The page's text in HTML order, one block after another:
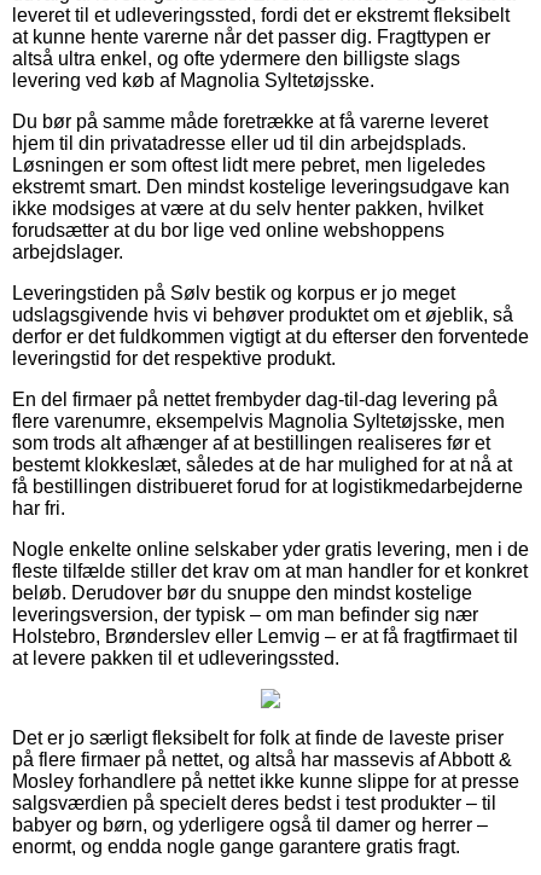
leveret til et udleveringssted, fordi det er ekstremt fleksibelt
at kunne hente varerne når det passer dig. Fragttypen er
altså ultra enkel, og ofte ydermere den billigste slags
levering ved køb af Magnolia Syltetøjsske.
Du bør på samme måde foretrække at få varerne leveret
hjem til din privatadresse eller ud til din arbejdsplads.
Løsningen er som oftest lidt mere pebret, men ligeledes
ekstremt smart. Den mindst kostelige leveringsudgave kan
ikke modsiges at være at du selv henter pakken, hvilket
forudsætter at du bor lige ved online webshoppens
arbejdslager.
Leveringstiden på Sølv bestik og korpus er jo meget
udslagsgivende hvis vi behøver produktet om et øjeblik, så
derfor er det fuldkommen vigtigt at du efterser den forventede
leveringstid for det respektive produkt.
En del firmaer på nettet frembyder dag-til-dag levering på
flere varenumre, eksempelvis Magnolia Syltetøjsske, men
som trods alt afhænger af at bestillingen realiseres før et
bestemt klokkeslæt, således at de har mulighed for at nå at
få bestillingen distribueret forud for at logistikmedarbejderne
har fri.
Nogle enkelte online selskaber yder gratis levering, men i de
fleste tilfælde stiller det krav om at man handler for et konkret
beløb. Derudover bør du snuppe den mindst kostelige
leveringsversion, der typisk – om man befinder sig nær
Holstebro, Brønderslev eller Lemvig – er at få fragtfirmaet til
at levere pakken til et udleveringssted.
Det er jo særligt fleksibelt for folk at finde de laveste priser
på flere firmaer på nettet, og altså har massevis af Abbott &
Mosley forhandlere på nettet ikke kunne slippe for at presse
salgsværdien på specielt deres bedst i test produkter – til
babyer og børn, og yderligere også til damer og herrer –
enormt, og endda nogle gange garantere gratis fragt.